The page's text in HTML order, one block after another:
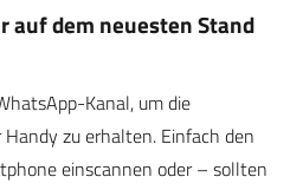
auf dem neuesten Stand
Kanal, um die
zu erhalten. Einfach den
einscannen oder – sollten